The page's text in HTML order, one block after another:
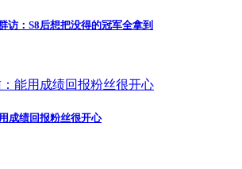
访：S8后想把没得的冠军全拿到
成绩回报粉丝很开心